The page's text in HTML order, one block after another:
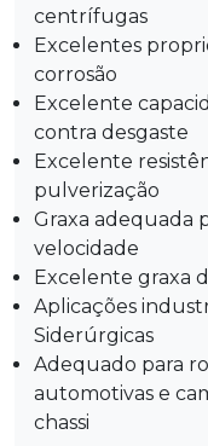
centrífugas
Excelentes
corrosão
Excelente
contra desgaste
Excelente
pulverização
Graxa adequada
velocidade
Excelente graxa
Aplicações
Siderúrgicas
Adequado para
automotivas e
chassi